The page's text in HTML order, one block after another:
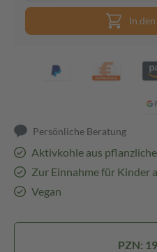
In
Persönliche Beratung
Aktivkohle aus
Zur Einnahme für Kinder
Vegan
PZN: